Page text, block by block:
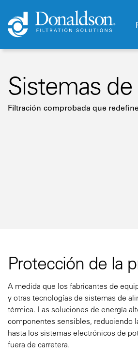
Sistemas
Filtración comprobada que
Protección de la
A medida que los fabricantes de
y otras tecnologías de sistemas de
térmica. Las soluciones de energía
componentes sensibles, reduciendo
hasta los sistemas electrónicos de
fuera de carretera.